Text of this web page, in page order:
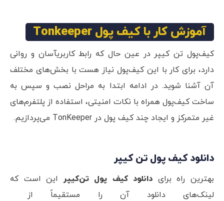
آموزش کار با کیف پول Tonkeeper
کیف‌پول تن کیپر در عین حال که رابط کاربریآسان و روانی
دارد، برای کار با این کیف‌پول نیاز هست با بخش‌های مختلف
آن آشنا شوید. در ادامه ابتدا به مراحل نصب و سپس به
ساخت کیف‌پول همراه با نکات امنیتی، استفاده از پلتفرم‌های
غیر متمرکز و ایجاد چند کیف پول در TonKeeper می‌پردازیم.
دانلود کیف پول تن کیپر
بهترین راه برای دانلود کیف پول تن‌کیپر این است که
لینک‌های دانلود آن را مستقیماً از